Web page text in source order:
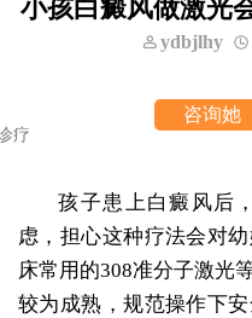
小孩白癜风做激光
ydbjlhy
刘惠莉
六科主任
擅长：青少年白癜风
孩子患上白癜风后
虑，担心这种疗法会对
床常用的308准分子激光
较为成熟，规范操作下